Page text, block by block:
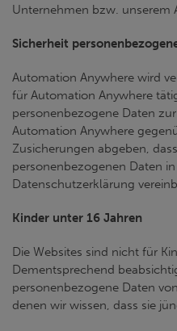
Unternehmen bzw. unserem
Sicherheit
Automation Anywhere wird
für Automation Anywhere
personenbezogene Daten
Automation Anywhere
Zusicherungen abgeben,
personenbezogenen Daten
Datenschutzerklärung
Kinder unter 16 Jahren
Die Websites sind nicht für
Dementsprechend
personenbezogene Daten
denen wir wissen, dass sie